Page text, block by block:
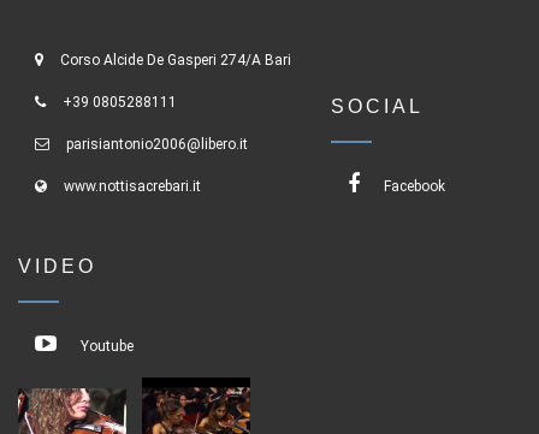
Corso Alcide De Gasperi 274/A Bari
+39 0805288111
parisiantonio2006@libero.it
www.nottisacrebari.it
SOCIAL
Facebook
VIDEO
Youtube